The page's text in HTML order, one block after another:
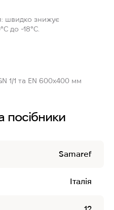
швидко знижує
до -18°C.
1/1 та EN 600x400 мм
посібники
Samaref
Італія